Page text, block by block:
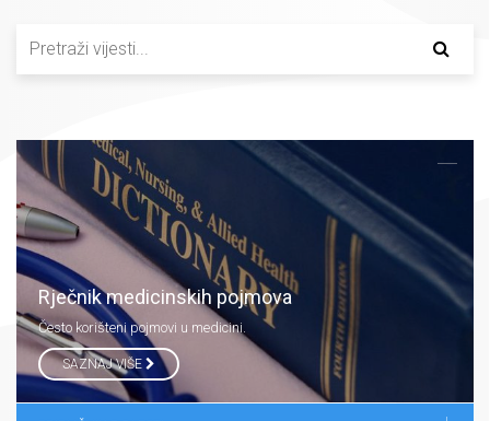
Rječnik medicinskih pojmova
Često korišteni pojmovi u medicini.
SAZNAJ VIŠE